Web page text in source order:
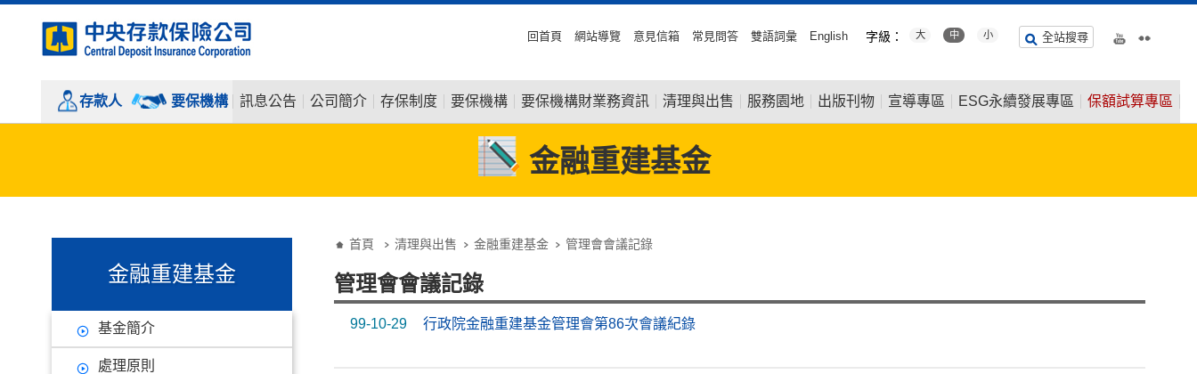
回首頁 網站導覽 意見信箱 常見問答 雙語詞彙 English 字級： 大 中 小 全站搜尋
存款人 要保機構 訊息公告 公司簡介 存保制度 要保機構 要保機構財業務資訊 清理與出售 服務園地 出版刊物 宣導專區 ESG永續發展專區 保額試算專區
金融重建基金
金融重建基金
基金簡介
處理原則
首頁 清理與出售 金融重建基金 管理會會議記錄
管理會會議記錄
99-10-29 行政院金融重建基金管理會第86次會議紀錄